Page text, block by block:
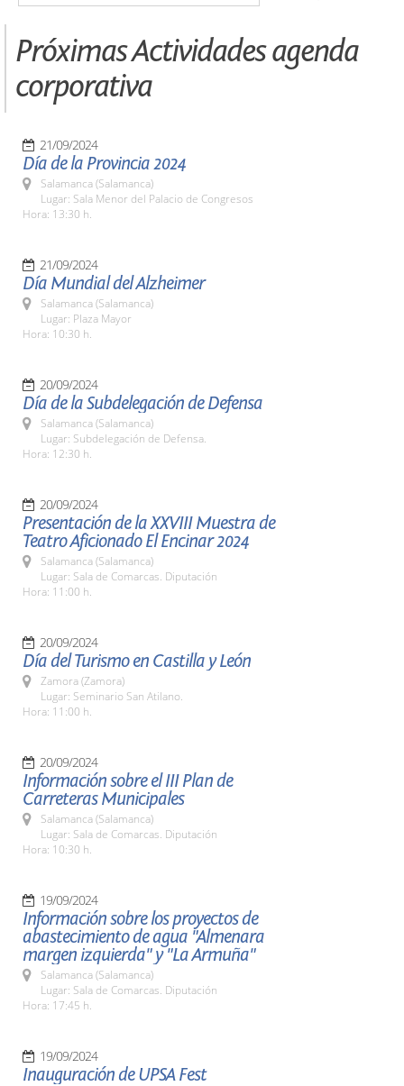
Próximas Actividades agenda
corporativa
21/09/2024
Día de la Provincia 2024
Salamanca (Salamanca)
Lugar: Sala Menor del Palacio de Congresos
Hora: 13:30 h.
21/09/2024
Día Mundial del Alzheimer
Salamanca (Salamanca)
Lugar: Plaza Mayor
Hora: 10:30 h.
20/09/2024
Día de la Subdelegación de Defensa
Salamanca (Salamanca)
Lugar: Subdelegación de Defensa.
Hora: 12:30 h.
20/09/2024
Presentación de la XXVIII Muestra de
Teatro Aficionado El Encinar 2024
Salamanca (Salamanca)
Lugar: Sala de Comarcas. Diputación
Hora: 11:00 h.
20/09/2024
Día del Turismo en Castilla y León
Zamora (Zamora)
Lugar: Seminario San Atilano.
Hora: 11:00 h.
20/09/2024
Información sobre el III Plan de
Carreteras Municipales
Salamanca (Salamanca)
Lugar: Sala de Comarcas. Diputación
Hora: 10:30 h.
19/09/2024
Información sobre los proyectos de
abastecimiento de agua "Almenara
margen izquierda" y "La Armuña"
Salamanca (Salamanca)
Lugar: Sala de Comarcas. Diputación
Hora: 17:45 h.
19/09/2024
Inauguración de UPSA Fest